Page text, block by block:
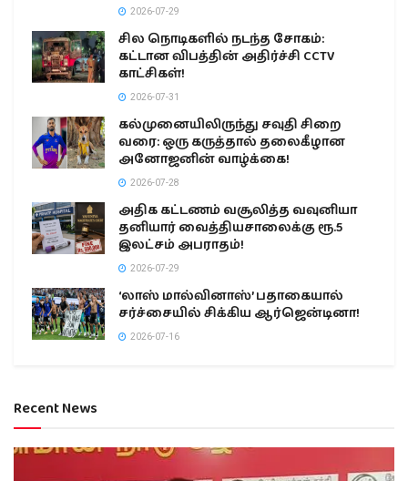
2026-07-29
சில நொடிகளில் நடந்த சோகம்:
கட்டான விபத்தின் அதிர்ச்சி CCTV
காட்சிகள்!
2026-07-31
கல்முனையிலிருந்து சவுதி சிறை
வரை: ஒரு கருத்தால் தலைகீழான
அனோஜனின் வாழ்க்கை!
2026-07-28
அதிக கட்டணம் வசூலித்த வவுனியா
தனியார் வைத்தியசாலைக்கு ரூ.5
இலட்சம் அபராதம்!
2026-07-29
‘லாஸ் மால்வினாஸ்’ பதாகையால்
சர்ச்சையில் சிக்கிய ஆர்ஜென்டினா!
2026-07-16
Recent News